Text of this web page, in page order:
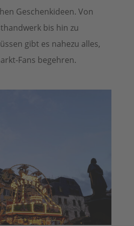
Geschenkideen. Von
bis hin zu
gibt es nahezu alles,
Fans begehren.